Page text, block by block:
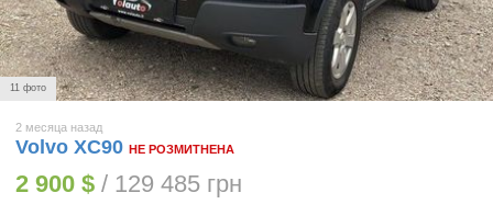
11 фото
2 месяца назад
Volvo XC90 НЕ РОЗМИТНЕНА
2 900 $ / 129 485 грн